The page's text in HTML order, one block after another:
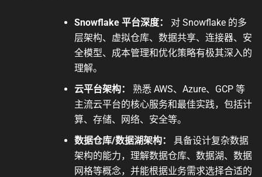
Snowflake 平台深度：
对 Snowflake 的多
层架构、虚拟仓库、数据共享、连接器、安
全模型、成本管理和优化策略有极其深入的
理解。
云平台架构：
熟悉 AWS、Azure、GCP 等
主流云平台的核心服务和最佳实践，包括计
算、存储、网络、安全等。
数据仓库/数据湖架构：
具备设计复杂数据
架构的能力，理解数据仓库、数据湖、数据
网格等概念，并能根据业务需求选择合适的